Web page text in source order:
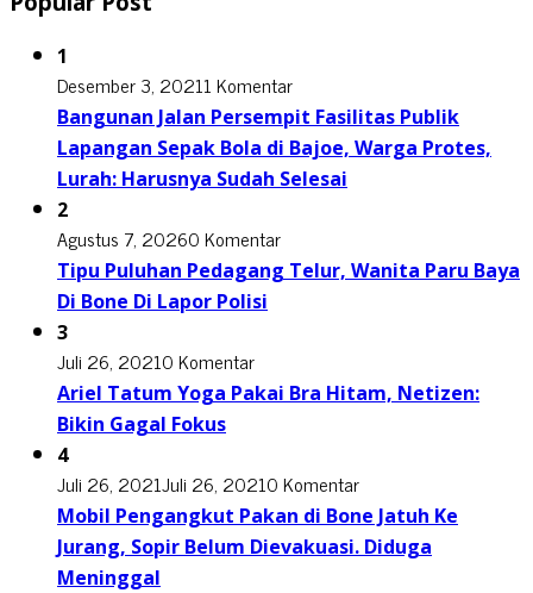
1
Desember 3, 20211 Komentar
Bangunan Jalan Persempit Fasilitas Publik
Lapangan Sepak Bola di Bajoe, Warga Protes,
Lurah: Harusnya Sudah Selesai
2
Agustus 7, 20260 Komentar
Tipu Puluhan Pedagang Telur, Wanita Paru Baya
Di Bone Di Lapor Polisi
3
Juli 26, 20210 Komentar
Ariel Tatum Yoga Pakai Bra Hitam, Netizen:
Bikin Gagal Fokus
4
Juli 26, 2021Juli 26, 20210 Komentar
Mobil Pengangkut Pakan di Bone Jatuh Ke
Jurang, Sopir Belum Dievakuasi. Diduga
Meninggal